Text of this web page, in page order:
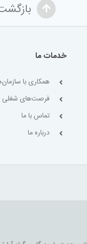
خدمات ما
همکاری با
فرصت‌های شغلی
تماس با ما
درباره ما